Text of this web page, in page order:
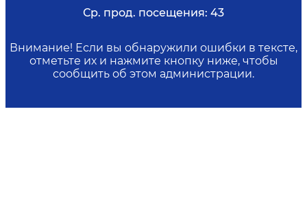
Ср. прод. посещения: 43
Внимание! Если вы обнаружили ошибки в тексте,
отметьте их и нажмите кнопку ниже, чтобы
сообщить об этом администрации.